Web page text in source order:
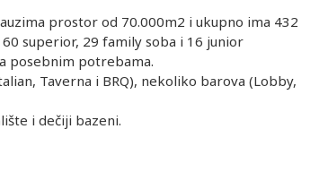
prostor od 70.000m2 i ukupno ima 432
superior, 29 family soba i 16 junior
posebnim potrebama.
Taverna i BRQ), nekoliko barova (Lobby,
i dečiji bazeni.